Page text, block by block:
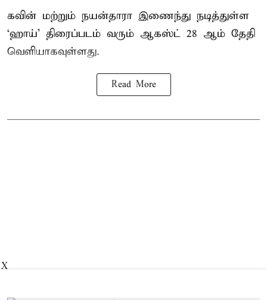
கவின் மற்றும் நயன்தாரா இணைந்து நடித்துள்ள
‘ஹாய்’ திரைப்படம் வரும் ஆகஸ்ட் 28 ஆம் தேதி
வெளியாகவுள்ளது.
Read More
X